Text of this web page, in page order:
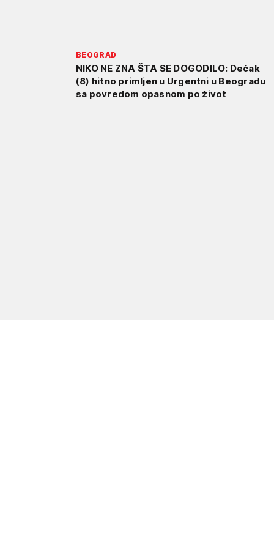
BEOGRAD
NIKO NE ZNA ŠTA SE DOGODILO: Dečak
(8) hitno primljen u Urgentni u Beogradu
sa povredom opasnom po život